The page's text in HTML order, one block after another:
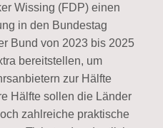
Wissing (FDP) einen
in den Bundestag
Bund von 2023 bis 2025
bereitstellen, um
zur Hälfte
Hälfte sollen die Länder
zahlreiche praktische